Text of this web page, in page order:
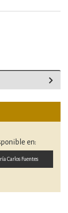
en:
Carlos Fuentes